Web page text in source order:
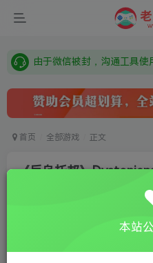
首页 全部游戏 正文
《反乌托邦》
①下载安装教程 ②下载
本站